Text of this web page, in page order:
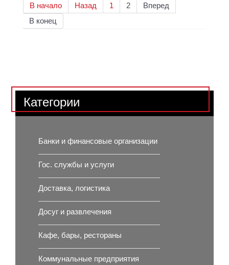
В начало Назад 1 2
Вперед
В конец
Категории
Банки и финансовые организации
Гос. службы и услуги
Доставка, логистика
Досуг и развлечения
Кафе, бары, рестораны
Коммунальные предприятия